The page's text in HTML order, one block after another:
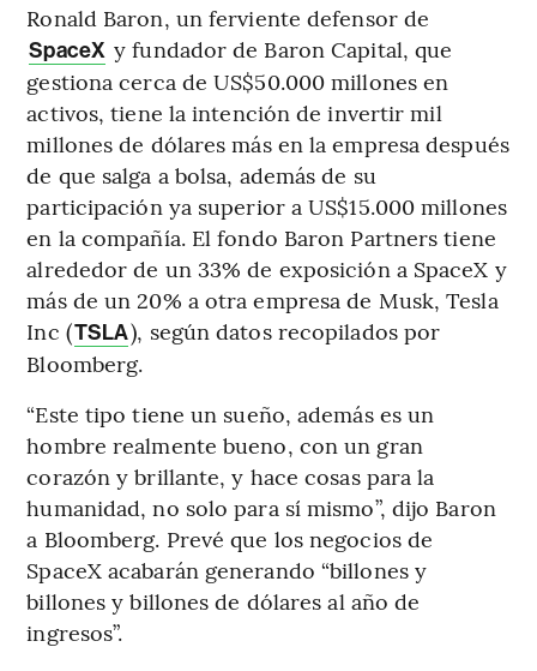
Ronald Baron, un ferviente defensor de
SpaceX y fundador de Baron Capital, que
gestiona cerca de US$50.000 millones en
activos, tiene la intención de invertir mil
millones de dólares más en la empresa después
de que salga a bolsa, además de su
participación ya superior a US$15.000 millones
en la compañía. El fondo Baron Partners tiene
alrededor de un 33% de exposición a SpaceX y
más de un 20% a otra empresa de Musk, Tesla
Inc (TSLA), según datos recopilados por
Bloomberg.
“Este tipo tiene un sueño, además es un
hombre realmente bueno, con un gran
corazón y brillante, y hace cosas para la
humanidad, no solo para sí mismo”, dijo Baron
a Bloomberg. Prevé que los negocios de
SpaceX acabarán generando “billones y
billones y billones de dólares al año de
ingresos”.